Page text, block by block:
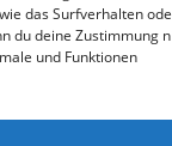
das Surfverhalten
du deine Zustimmung
und Funktionen